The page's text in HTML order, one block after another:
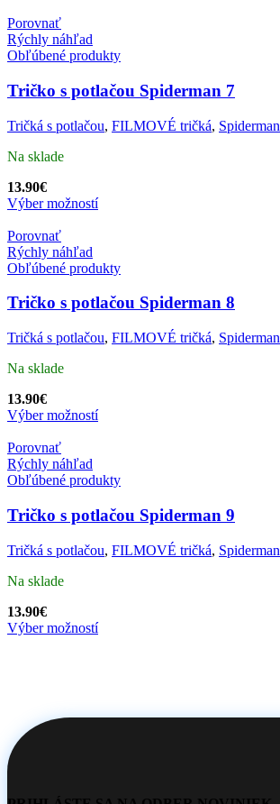
Porovnať
Rýchly náhľad
Obľúbené produkty
Tričko s potlačou Spiderman 7
Tričká s potlačou, FILMOVÉ tričká, Spiderman
Na sklade
13.90€
Výber možností
Porovnať
Rýchly náhľad
Obľúbené produkty
Tričko s potlačou Spiderman 8
Tričká s potlačou, FILMOVÉ tričká, Spiderman
Na sklade
13.90€
Výber možností
Porovnať
Rýchly náhľad
Obľúbené produkty
Tričko s potlačou Spiderman 9
Tričká s potlačou, FILMOVÉ tričká, Spiderman
Na sklade
13.90€
Výber možností